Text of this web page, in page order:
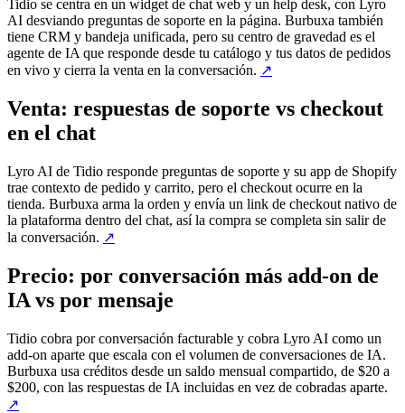
Tidio se centra en un widget de chat web y un help desk, con Lyro
AI desviando preguntas de soporte en la página. Burbuxa también
tiene CRM y bandeja unificada, pero su centro de gravedad es el
agente de IA que responde desde tu catálogo y tus datos de pedidos
en vivo y cierra la venta en la conversación. ↗
Venta: respuestas de soporte vs checkout
en el chat
Lyro AI de Tidio responde preguntas de soporte y su app de Shopify
trae contexto de pedido y carrito, pero el checkout ocurre en la
tienda. Burbuxa arma la orden y envía un link de checkout nativo de
la plataforma dentro del chat, así la compra se completa sin salir de
la conversación. ↗
Precio: por conversación más add-on de
IA vs por mensaje
Tidio cobra por conversación facturable y cobra Lyro AI como un
add-on aparte que escala con el volumen de conversaciones de IA.
Burbuxa usa créditos desde un saldo mensual compartido, de $20 a
$200, con las respuestas de IA incluidas en vez de cobradas aparte.
↗